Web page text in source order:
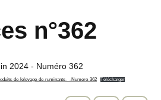
n°362
2024 - Numéro 362
de-lelevage-de-ruminants-_-Numero-362 Télécharger